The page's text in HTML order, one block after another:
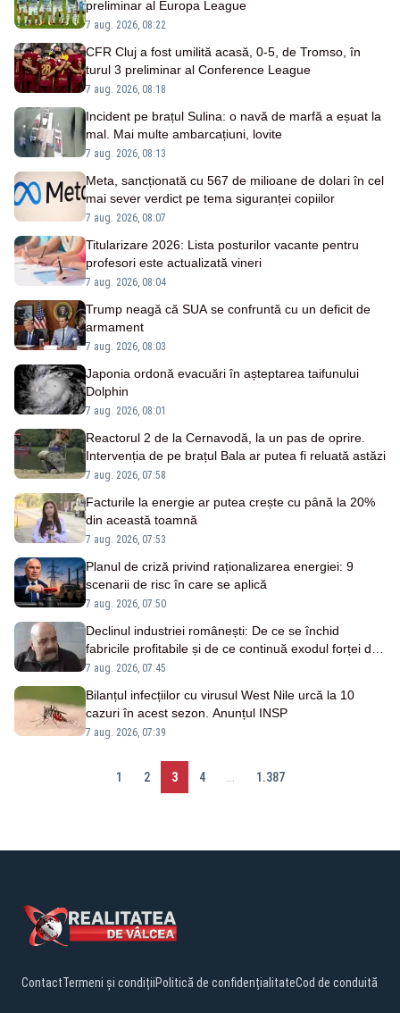
preliminar al Europa League
7 aug. 2026, 08:22
CFR Cluj a fost umilită acasă, 0-5, de Tromso, în
turul 3 preliminar al Conference League
7 aug. 2026, 08:18
Incident pe brațul Sulina: o navă de marfă a eșuat la
mal. Mai multe ambarcațiuni, lovite
7 aug. 2026, 08:13
Meta, sancționată cu 567 de milioane de dolari în cel
mai sever verdict pe tema siguranței copiilor
7 aug. 2026, 08:07
Titularizare 2026: Lista posturilor vacante pentru
profesori este actualizată vineri
7 aug. 2026, 08:04
Trump neagă că SUA se confruntă cu un deficit de
armament
7 aug. 2026, 08:03
Japonia ordonă evacuări în așteptarea taifunului
Dolphin
7 aug. 2026, 08:01
Reactorul 2 de la Cernavodă, la un pas de oprire.
Intervenția de pe brațul Bala ar putea fi reluată astăzi
7 aug. 2026, 07:58
Facturile la energie ar putea crește cu până la 20%
din această toamnă
7 aug. 2026, 07:53
Planul de criză privind raționalizarea energiei: 9
scenarii de risc în care se aplică
7 aug. 2026, 07:50
Declinul industriei românești: De ce se închid
fabricile profitabile și de ce continuă exodul forței de
muncă
7 aug. 2026, 07:45
Bilanțul infecțiilor cu virusul West Nile urcă la 10
cazuri în acest sezon. Anunțul INSP
7 aug. 2026, 07:39
1 2 3 4 1.387
ContactTermeni și condițiiPolitică de confidențialitateCod de conduită